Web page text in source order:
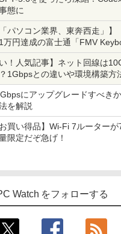
態に
パソコン業界、東奔西走」】
万円達成の富士通「FMV
！人気記事】ネット回線は
1Gbpsとの違いや環境構築方
にアップグレードすべき
を解説
買い得品】Wi-Fi 7ルーター
限定だぞ急げ！
Watch をフォローする